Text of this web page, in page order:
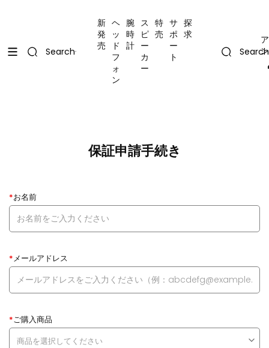
Search
新
発
売
ヘ
ッ
ド
フ
ォ
ン
腕
時
計
ス
ピ
ー
カ
ー
特
売
サ
ポ
ー
ト
探
求
Search
保証申請手続き
*お名前
*メールアドレス
*ご購入商品